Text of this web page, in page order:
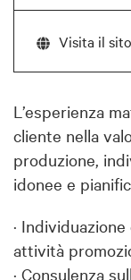
Visita il sito
L’esperienza
cliente nella
produzione,
idonee e
·
attività
· Consulenza